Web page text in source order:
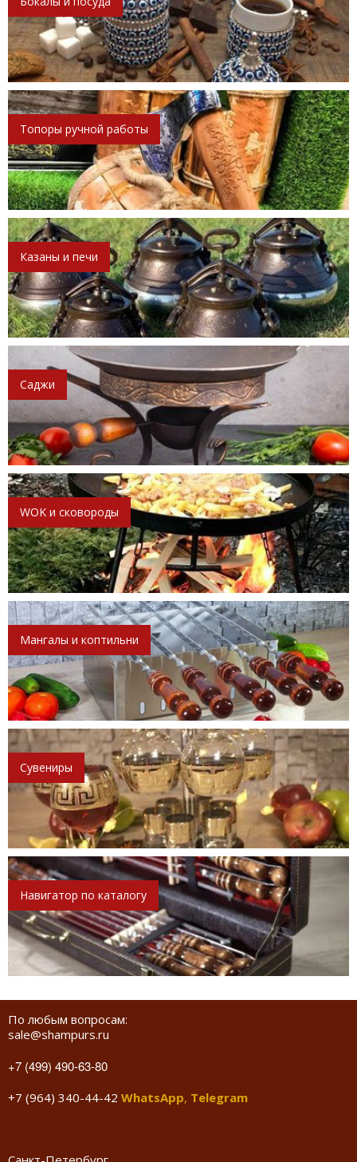
Топоры ручной работы
Казаны и печи
Саджи
WOK и сковороды
Мангалы и коптильни
Сувениры
Навигатор по каталогу
По любым вопросам:
sale@shampurs.ru
+7 (499) 490-63-80
+7 (964) 340-44-42 WhatsApp, Telegram